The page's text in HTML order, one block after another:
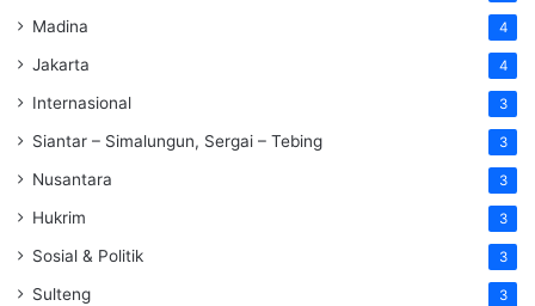
Madina 4
Jakarta 4
Internasional 3
Siantar – Simalungun, Sergai – Tebing 3
Nusantara 3
Hukrim 3
Sosial & Politik 3
Sulteng 3